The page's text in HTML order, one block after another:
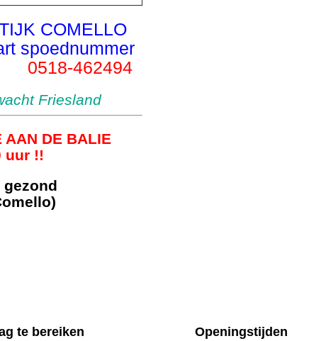
COMELLO
spoednummer
0518-462494
Friesland
AAN DE BALIE
!!
te bereiken Openingstijden